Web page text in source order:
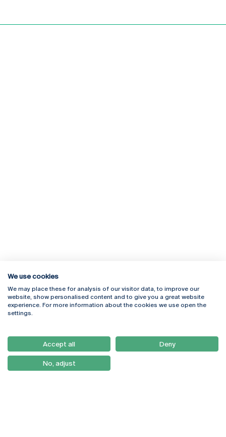
Rua Diogo Botelho 1327
4169-005 Porto
+351 226 196 240
Campus Online
Webmail
Como Chegar
Newsletter
We use cookies
We may place these for analysis of our visitor data, to improve our
website, show personalised content and to give you a great website
experience. For more information about the cookies we use open the
settings.
Accept all Deny
No, adjust